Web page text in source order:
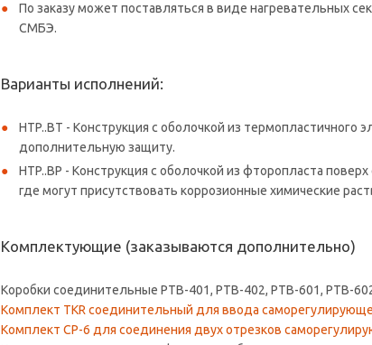
По заказу может поставляться в виде нагревательных
СМБЭ.
Варианты исполнений:
HTP..BТ - Конструкция с оболочкой из
дополнительную защиту.
HTP..BP - Конструкция с оболочкой из фторопласта
где могут присутствовать коррозионные химические
Комплектующие (заказываются дополнительно)
Коробки соединительные РТВ-401, РТВ-402, РТВ-601, РТВ-
Комплект TKR соединительный для ввода
Комплект СР-6 для соединения двух отрезков